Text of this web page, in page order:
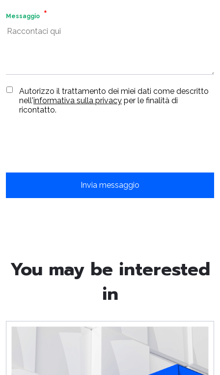
Messaggio
Autorizzo il trattamento dei miei dati come descritto
nell'informativa sulla privacy per le finalità di
ricontatto.
You may be interested
in